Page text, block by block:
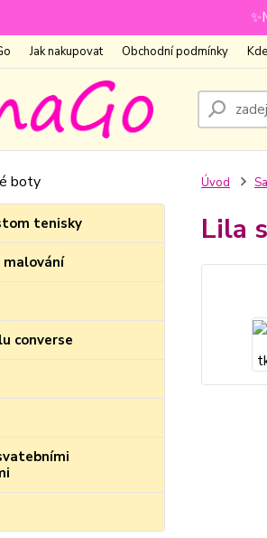
Jak nakupovat Obchodní podmínky
boty
tenisky
malování
converse
Úvod
Lila